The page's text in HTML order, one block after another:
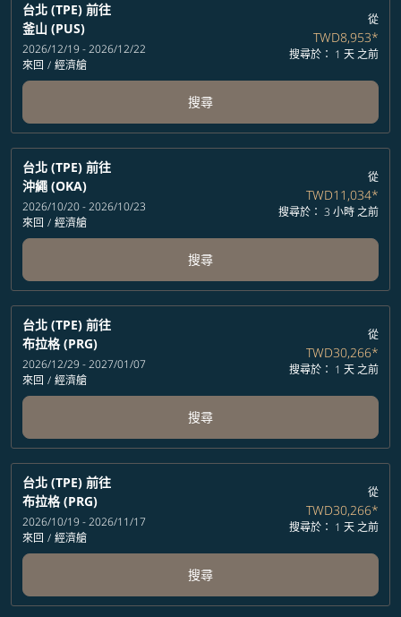
台北 (TPE) 前往
釜山 (PUS)
2026/12/19 - 2026/12/22
來回 / 經濟艙
從
TWD8,953*
搜尋於： 1 天 之前
搜尋
台北 (TPE) 前往
沖繩 (OKA)
2026/10/20 - 2026/10/23
來回 / 經濟艙
從
TWD11,034*
搜尋於： 3 小時 之前
搜尋
台北 (TPE) 前往
布拉格 (PRG)
2026/12/29 - 2027/01/07
來回 / 經濟艙
從
TWD30,266*
搜尋於： 1 天 之前
搜尋
台北 (TPE) 前往
布拉格 (PRG)
2026/10/19 - 2026/11/17
來回 / 經濟艙
從
TWD30,266*
搜尋於： 1 天 之前
搜尋